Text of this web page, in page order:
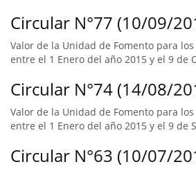
Circular N°77 (10/09/
Valor de la Unidad de Fomento para
entre el 1 Enero del año 2015 y el 9 de
Circular N°74 (14/08/
Valor de la Unidad de Fomento para
entre el 1 Enero del año 2015 y el 9 de
Circular N°63 (10/07/